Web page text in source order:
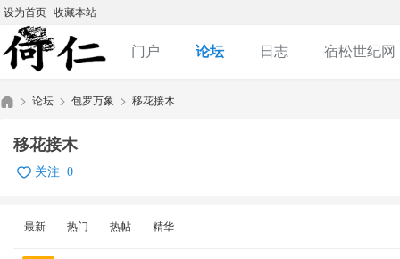
设为首页 收藏本站
门户 论坛 日志 宿松世纪网
»
论坛
›
包罗万象 移花接木
移花接木
关注 0
最新 热门 热帖 精华